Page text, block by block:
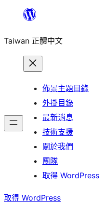
主
Taiwan 正體中文
佈景主題目錄
外掛目錄
最新消息
技術支援
關於我們
團隊
取得 WordPress
取得 WordPress